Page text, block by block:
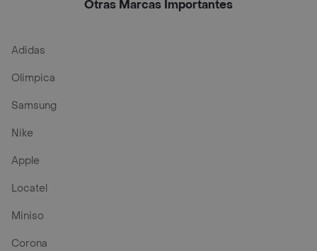
Otras Marcas Importantes
Adidas
Olimpica
Samsung
Nike
Apple
Locatel
Miniso
Corona